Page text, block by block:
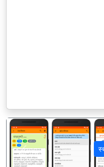
पिछला